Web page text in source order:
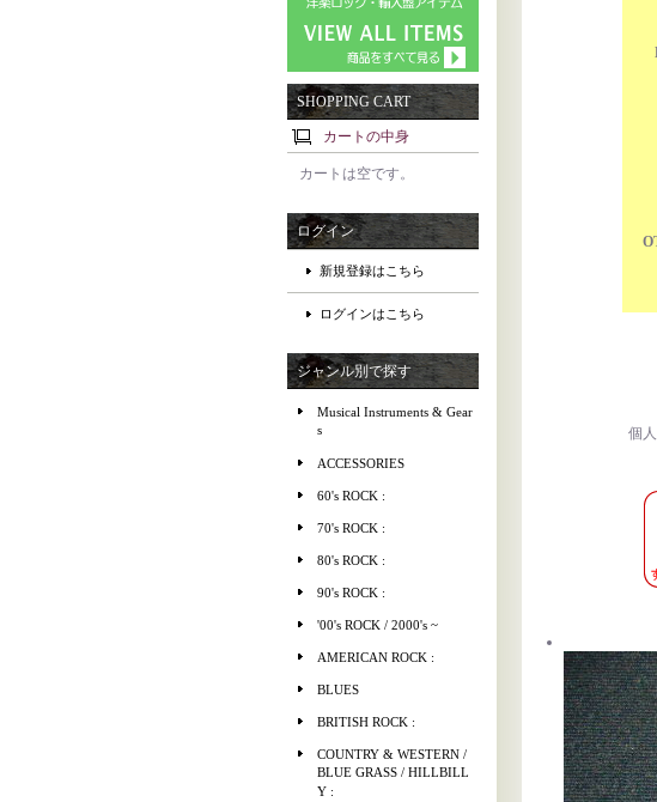
SHOPPING CART
カートの中身
カートは空です。
ログイン
新規登録はこちら
ログインはこちら
ジャンル別で探す
Musical Instruments & Gear
s
ACCESSORIES
60's ROCK :
70's ROCK :
80's ROCK :
90's ROCK :
'00's ROCK / 2000's ~
AMERICAN ROCK :
BLUES
BRITISH ROCK :
COUNTRY & WESTERN /
BLUE GRASS / HILLBILL
Y :
個